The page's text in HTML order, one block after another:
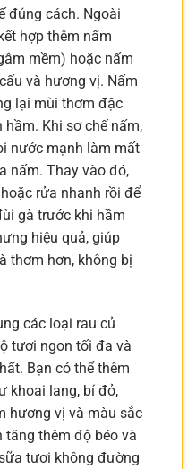
đúng cách. Ngoài
hợp thêm nấm
mềm) hoặc nấm
và hương vị. Nấm
lại mùi thơm đặc
Khi sơ chế nấm,
nước mạnh làm mất
nấm. Thay vào đó,
rửa nhanh rồi để
gà trước khi hầm
hiệu quả, giúp
thơm hơn, không bị
các loại rau củ
tươi ngon tối đa và
Bạn có thể thêm
khoai lang, bí đỏ,
hương vị và màu sắc
tăng thêm độ béo và
tươi không đường